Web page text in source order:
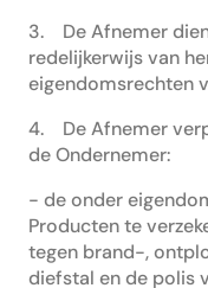
3. De Afnemer
redelijkerwijs van
eigendomsrechten
4. De Afnemer
de Ondernemer:
- de onder
Producten te
tegen brand-,
diefstal en de polis